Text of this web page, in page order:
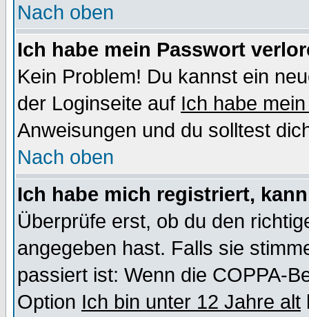
Nach oben
Ich habe mein Passwort
Kein Problem! Du kannst ein
der Loginseite auf Ich habe
Anweisungen und du solltest
Nach oben
Ich habe mich registriert,
Überprüfe erst, ob du den
angegeben hast. Falls sie
passiert ist: Wenn die COPPA-
Option Ich bin unter 12 Jahre alt